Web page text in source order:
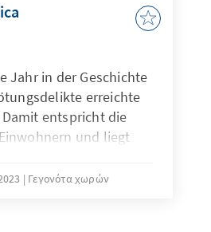
Jahr in der Geschichte
erreichte
entspricht die
und liegt
Deutschland 2022 eine
Γεγονότα χωρών